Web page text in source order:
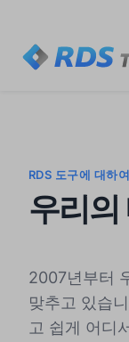
RDS 도구에 대하여
우리의
2007년부터
맞추고 있습
고 쉽게 어디